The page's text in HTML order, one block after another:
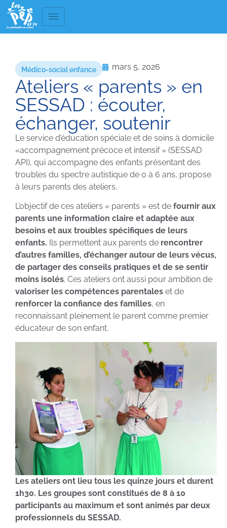
Médico-social enfance mars 5, 2026
Ateliers « parents » en
SESSAD : écouter,
échanger, soutenir
Le service d’éducation spéciale et de soins à domicile
«accompagnement précoce et intensif » (SESSAD
API), qui accompagne des enfants présentant des
troubles du spectre autistique de 0 à 6 ans, propose
à leurs parents des ateliers.
L’objectif de ces ateliers « parents » est de fournir aux
parents une information claire et adaptée aux
besoins et aux troubles spécifiques de leurs
enfants. Ils permettent aux parents de rencontrer
d’autres familles, d’échanger autour de leurs vécus,
de partager des conseils pratiques et de se sentir
moins isolés. Ces ateliers ont aussi pour ambition de
valoriser les compétences parentales et de
renforcer la confiance des familles, en
reconnaissant pleinement le parent comme premier
éducateur de son enfant.
Les ateliers ont lieu tous les quinze jours et durent
1h30. Les groupes sont constitués de 8 à 10
participants au maximum et sont animés par deux
professionnels du SESSAD.